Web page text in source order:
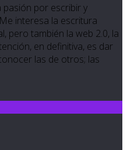
pasión por escribir y
interesa la escritura
pero también la web 2.0, la
en definitiva, es dar
las de otros; las